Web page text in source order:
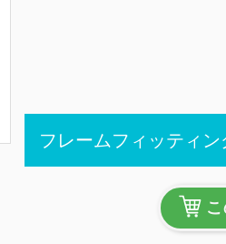
フレームフィッティン